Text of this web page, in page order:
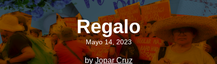
Regalo
Mayo 14, 2023
byJopar Cruz